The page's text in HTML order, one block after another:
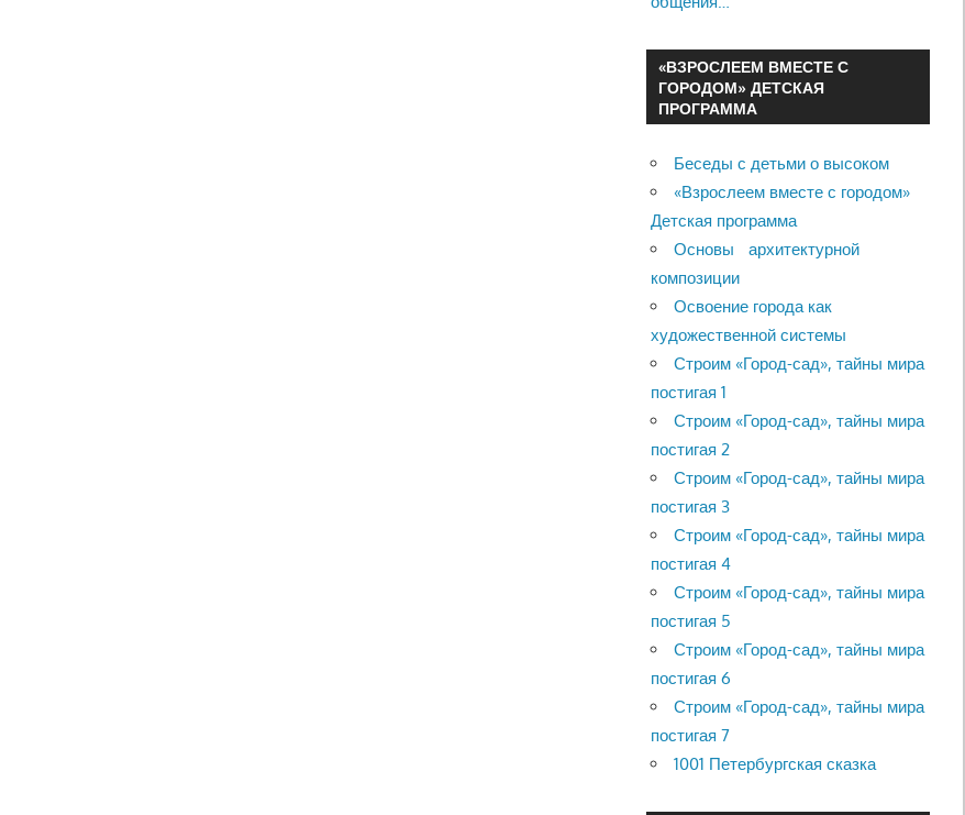
«ВЗРОСЛЕЕМ ВМЕСТЕ С
ГОРОДОМ» ДЕТСКАЯ
ПРОГРАММА
Беседы с детьми о высоком
«Взрослеем вместе с городом»
Детская программа
Основы архитектурной
композиции
Освоение города как
художественной системы
Строим «Город-сад», тайны мира
постигая 1
Строим «Город-сад», тайны мира
постигая 2
Строим «Город-сад», тайны мира
постигая 3
Строим «Город-сад», тайны мира
постигая 4
Строим «Город-сад», тайны мира
постигая 5
Строим «Город-сад», тайны мира
постигая 6
Строим «Город-сад», тайны мира
постигая 7
1001 Петербургская сказка